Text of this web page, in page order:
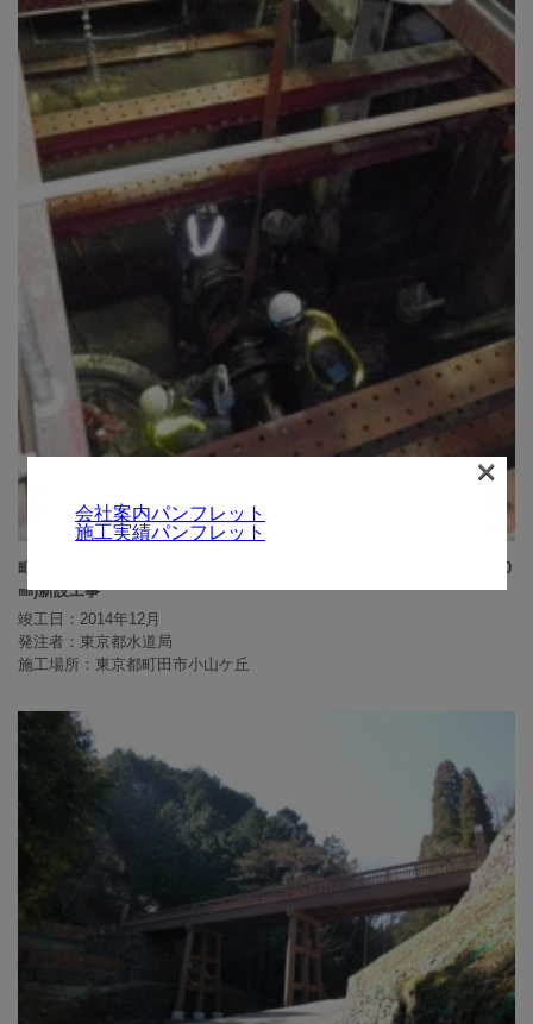
町田市小山ヶ丘三丁目地先から同市小山ヶ丘一丁目地先間配水本管(500
㎜)新設工事
竣工日：2014年12月
発注者：東京都水道局
施工場所：東京都町田市小山ケ丘
会社案内パンフレット
施工実績パンフレット
×